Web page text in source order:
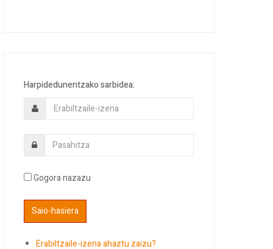
Harpidedunentzako sarbidea:
Gogora nazazu
Erabiltzaile-izena ahaztu zaizu?